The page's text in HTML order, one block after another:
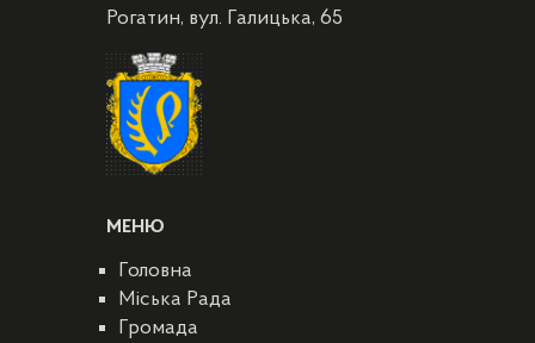
Рогатин, вул. Галицька, 65
МЕНЮ
Головна
Міська Рада
Громада